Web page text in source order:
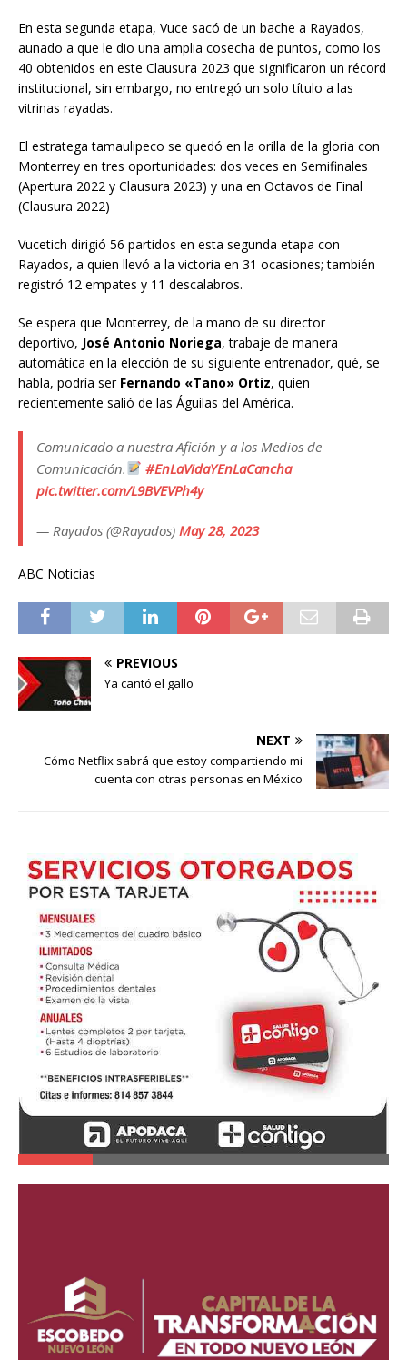
En esta segunda etapa, Vuce sacó de un bache a Rayados,
aunado a que le dio una amplia cosecha de puntos, como los
40 obtenidos en este Clausura 2023 que significaron un récord
institucional, sin embargo, no entregó un solo título a las
vitrinas rayadas.
El estratega tamaulipeco se quedó en la orilla de la gloria con
Monterrey en tres oportunidades: dos veces en Semifinales
(Apertura 2022 y Clausura 2023) y una en Octavos de Final
(Clausura 2022)
Vucetich dirigió 56 partidos en esta segunda etapa con
Rayados, a quien llevó a la victoria en 31 ocasiones; también
registró 12 empates y 11 descalabros.
Se espera que Monterrey, de la mano de su director
deportivo, José Antonio Noriega, trabaje de manera
automática en la elección de su siguiente entrenador, qué, se
habla, podría ser Fernando «Tano» Ortiz, quien
recientemente salió de las Águilas del América.
Comunicado a nuestra Afición y a los Medios de
Comunicación.
#EnLaVidaYEnLaCancha
pic.twitter.com/L9BVEVPh4y
— Rayados (@Rayados) May 28, 2023
ABC Noticias
PREVIOUS
Ya cantó el gallo
NEXT
Cómo Netflix sabrá que estoy compartiendo mi
cuenta con otras personas en México